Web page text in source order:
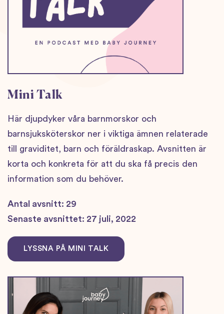
Mini Talk
Här djupdyker våra barnmorskor och
barnsjuksköterskor ner i viktiga ämnen relaterade
till graviditet, barn och föräldraskap. Avsnitten är
korta och konkreta för att du ska få precis den
information som du behöver.
Antal avsnitt: 29
Senaste avsnittet: 27 juli, 2022
LYSSNA PÅ MINI TALK